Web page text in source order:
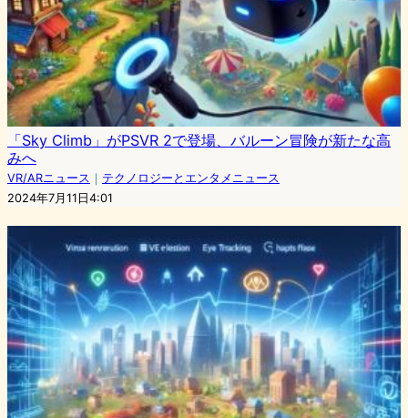
「Sky Climb」がPSVR 2で登場、バルーン冒険が新たな高
みへ
VR/ARニュース ｜ テクノロジーとエンタメニュース
2024年7月11日4:01